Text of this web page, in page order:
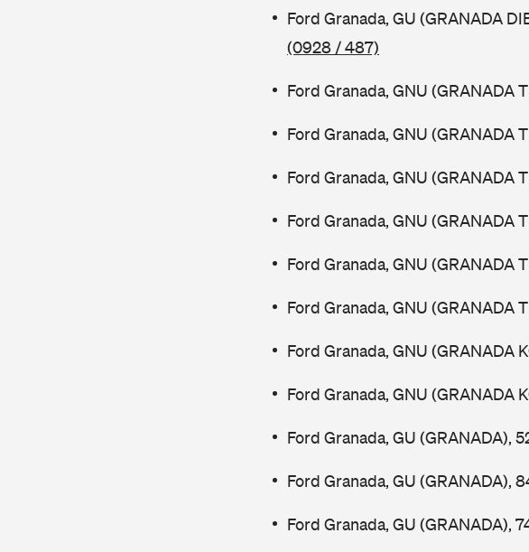
Ford Granada, GU (GRANADA
(0928 / 487)
Ford Granada, GNU (GRANADA
Ford Granada, GNU (GRANADA
Ford Granada, GNU (GRANADA
Ford Granada, GNU (GRANADA
Ford Granada, GNU (GRANADA
Ford Granada, GNU (GRANADA
Ford Granada, GNU (GRANADA
Ford Granada, GNU (GRANADA
Ford Granada, GU (GRANADA),
Ford Granada, GU (GRANADA),
Ford Granada, GU (GRANADA),